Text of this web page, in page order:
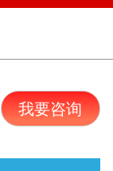
我要咨询